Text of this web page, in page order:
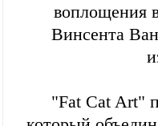
воплощения
Винсента
"Fat Cat Art"